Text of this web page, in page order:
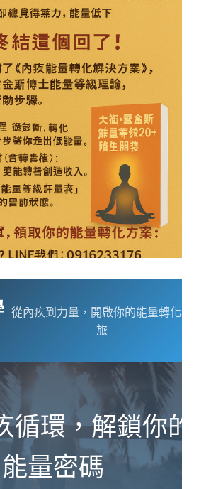
從內疚到力量，開啟你的能量轉化之
旅
循環，解鎖你的
能量密碼